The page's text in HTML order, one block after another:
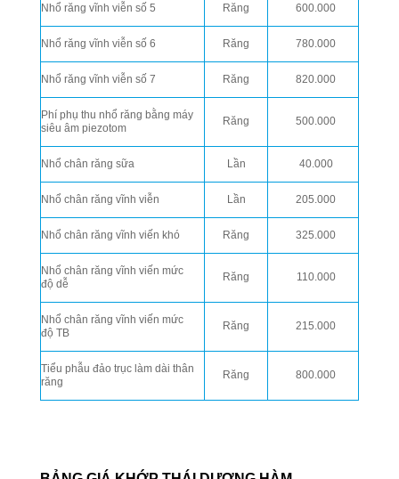
Nhổ răng vĩnh viễn số 5 Răng 600.000
Nhổ răng vĩnh viễn số 6 Răng 780.000
Nhổ răng vĩnh viễn số 7 Răng 820.000
Phí phụ thu nhổ răng bằng máy
siêu âm piezotom
Răng 500.000
Nhổ chân răng sữa Lần 40.000
Nhổ chân răng vĩnh viễn Lần 205.000
Nhổ chân răng vĩnh viến khó Răng 325.000
Nhổ chân răng vĩnh viến mức
độ dễ
Răng 110.000
Nhổ chân răng vĩnh viến mức
độ TB
Răng 215.000
Tiểu phẫu đảo trục làm dài thân
răng
Răng 800.000